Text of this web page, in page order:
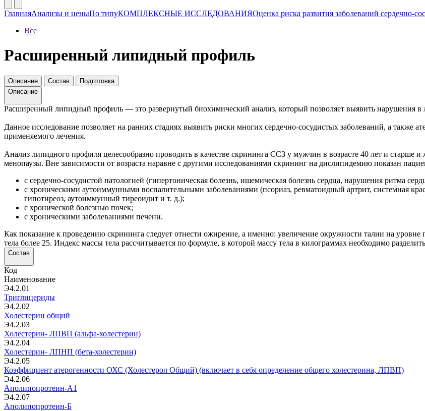
ГлавнаяАнализы и ценыПо типуКОМПЛЕКСНЫЕ ИССЛЕДОВАНИЯОценка риска развития заболеваний сердечно-
Все
Расширенный липидный профиль
Описание Состав
Подготовка
Описание
Расширенный липидный профиль — это развернутый биохимический анализ, который позволяет выявить нарушения в
Данное исследование позволяет на ранних стадиях выявить риски многих сердечно-сосудистых заболеваний, а также
применяемого лечения.
Анализ липидного профиля целесообразно проводить в качестве скрининга ССЗ у мужчин в возрасте 40 лет и старше
менопаузы. Вне зависимости от возраста наравне с другими исследованиями скрининг на дислипидемию показан
с сердечно-сосудистой патологией (гипертоническая болезнь, ишемическая болезнь сердца, нарушения ритма
с хроническими аутоиммунными воспалительными заболеваниями (псориаз, ревматоидный артрит, системная
гипотиреоз, аутоиммунный тиреоидит и т. д.);
с хронической болезнью почек;
с хроническими заболеваниями печени.
Как показание к проведению скрининга следует отнести ожирение, а именно: увеличение окружности талии на
тела более 25. Индекс массы тела рассчитывается по формуле, в которой массу тела в килограммах необходимо
Состав
Код
Наименование
Э4.2.01
Триглицериды
Э4.2.02
Холестерин общий
Э4.2.03
Холестерин- ЛПВП (альфа-холестерин)
Э4.2.04
Холестерин- ЛПНП (бета-холестерин)
Э4.2.05
Коэффициент атерогенности ОХС (Холестерол Общий) (включает в себя определение общего холестерина, ЛПВП)
Э4.2.06
Аполипопротеин-А1
Э4.2.07
Аполипопротеин-Б